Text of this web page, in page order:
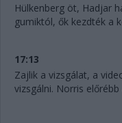
Hülkenberg öt, Hadjar
gumiktól, ők kezdték a
17:13
Zajlik a vizsgálat, a
vizsgálni. Norris